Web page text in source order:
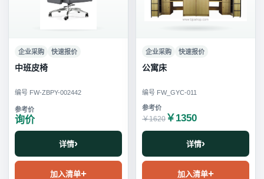
企业采购 快速报价
中班皮椅
编号 FW-ZBPY-002442
询价
详情
加入清单
企业采购 快速报价
公寓床
编号 FW_GYC-011
￥1620 ￥1350
详情
加入清单